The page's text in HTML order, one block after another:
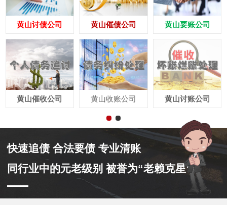
黄山讨债公司
黄山催收公司
黄山催债公司
黄山收账公司
黄山要账公司
黄山讨账公司
快速追债 合法要债 专业清账
同行业中的元老级别 被誉为“老赖克星”